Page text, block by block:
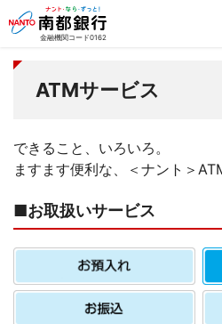
金融機関コード0162
ATMサービス
できること、いろいろ。
ますます便利な、＜ナント＞
■お取扱いサービス